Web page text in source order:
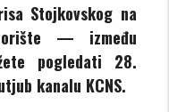
Stojkovskog na
— između
pogledati 28.
kanalu KCNS.